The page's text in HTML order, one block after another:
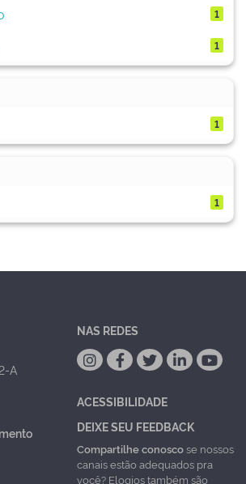
1
1
1
1
A
NAS REDES
ACESSIBILIDADE
DEIXE SEU FEEDBACK
Compartilhe conoscose nossos
canais estão adequados pra
você? Elogios também são